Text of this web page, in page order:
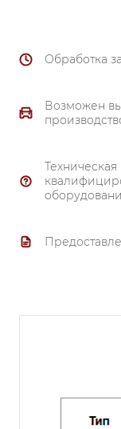
Обработка
Возможен
Техническая